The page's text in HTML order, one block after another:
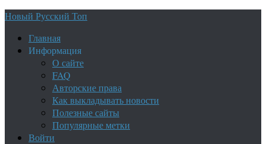
Новый Русский Топ
Главная
Информация
О сайте
FAQ
Авторские права
Как выкладывать новости
Полезные сайты
Популярные метки
Войти